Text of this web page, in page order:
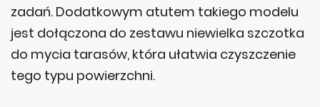
zadań. Dodatkowym atutem takiego modelu
jest dołączona do zestawu niewielka szczotka
do mycia tarasów, która ułatwia czyszczenie
tego typu powierzchni.